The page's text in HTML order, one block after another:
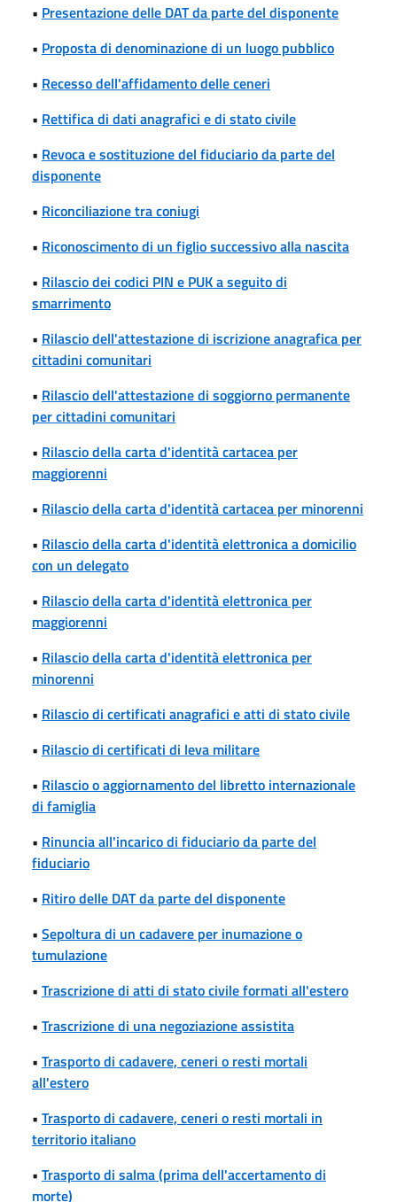
• Presentazione delle DAT da parte del disponente
• Proposta di denominazione di un luogo pubblico
• Recesso dell'affidamento delle ceneri
• Rettifica di dati anagrafici e di stato civile
• Revoca e sostituzione del fiduciario da parte del
disponente
• Riconciliazione tra coniugi
• Riconoscimento di un figlio successivo alla nascita
• Rilascio dei codici PIN e PUK a seguito di
smarrimento
• Rilascio dell'attestazione di iscrizione anagrafica per
cittadini comunitari
• Rilascio dell'attestazione di soggiorno permanente
per cittadini comunitari
• Rilascio della carta d'identità cartacea per
maggiorenni
• Rilascio della carta d'identità cartacea per minorenni
• Rilascio della carta d'identità elettronica a domicilio
con un delegato
• Rilascio della carta d'identità elettronica per
maggiorenni
• Rilascio della carta d'identità elettronica per
minorenni
• Rilascio di certificati anagrafici e atti di stato civile
• Rilascio di certificati di leva militare
• Rilascio o aggiornamento del libretto internazionale
di famiglia
• Rinuncia all'incarico di fiduciario da parte del
fiduciario
• Ritiro delle DAT da parte del disponente
• Sepoltura di un cadavere per inumazione o
tumulazione
• Trascrizione di atti di stato civile formati all'estero
• Trascrizione di una negoziazione assistita
• Trasporto di cadavere, ceneri o resti mortali
all'estero
• Trasporto di cadavere, ceneri o resti mortali in
territorio italiano
• Trasporto di salma (prima dell'accertamento di
morte)